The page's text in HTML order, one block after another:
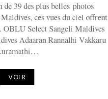
39 des plus belles photos
ces vues du ciel offrent
OBLU Select Sangeli Maldives
Adaaran Rannalhi Vakkaru
VOIR